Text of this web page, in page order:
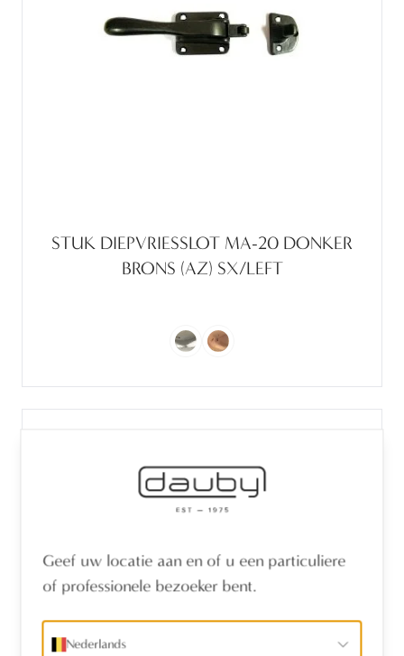
STUK DIEPVRIESSLOT MA-20 DONKER
BRONS (AZ) SX/LEFT
Geef uw locatie aan en of u een particuliere
of professionele bezoeker bent.
Nederlands